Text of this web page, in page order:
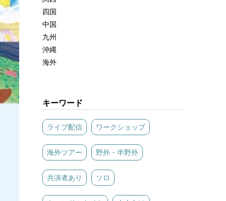
四国
中国
九州
沖縄
海外
キーワード
ライブ配信 ワークショップ
海外ツアー 野外・半野外
共演者あり ソロ